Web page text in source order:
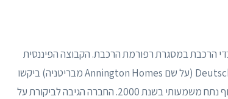
לעובדי הרכבת במסגרת רפורמת הרכבת. הקבוצה הפיננסית
היפנית Nomura Holdings וחברת הבת שלה Deutsche Annington (על שם Annington Homes מבריטניה) ביקשו
לרכוש אותם. לאחר שנים של משא ומתן, החברה קיבלה סוף סוף נתח משמעותי בשנת 2000. החברה הגיבה לביקורת על